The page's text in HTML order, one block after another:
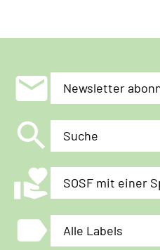
mail Newsletter
search Suche
volunteer_activism SOSF mit einer
label Alle Labels